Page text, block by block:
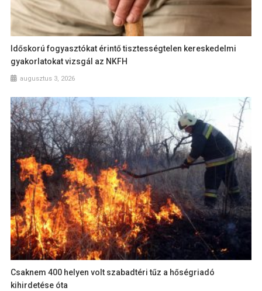
Időskorú fogyasztókat érintő tisztességtelen kereskedelmi
gyakorlatokat vizsgál az NKFH
augusztus 3, 2026
Csaknem 400 helyen volt szabadtéri tűz a hőségriadó
kihirdetése óta